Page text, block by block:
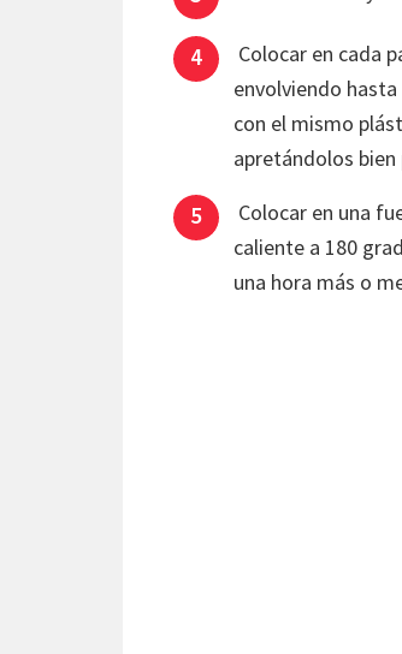
Colocar en cada
envolviendo
con el mismo
apretándolos
Colocar en una
caliente a 180
una hora más o